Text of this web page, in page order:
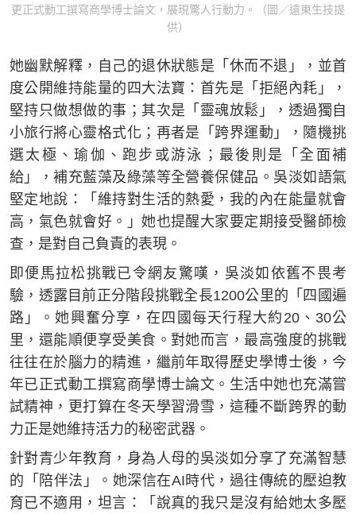
更正式動工撰寫商學博士論文，展現驚人行動力。（圖／遠東生技提
供）
她幽默解釋，自己的退休狀態是「休而不退」，並首
度公開維持能量的四大法寶：首先是「拒絕內耗」，
堅持只做想做的事；其次是「靈魂放鬆」，透過獨自
小旅行將心靈格式化；再者是「跨界運動」，隨機挑
選太極、瑜伽、跑步或游泳；最後則是「全面補
給」，補充藍藻及綠藻等全營養保健品。吳淡如語氣
堅定地說：「維持對生活的熱愛，我的內在能量就會
高，氣色就會好。」她也提醒大家要定期接受醫師檢
查，是對自己負責的表現。
即便馬拉松挑戰已令網友驚嘆，吳淡如依舊不畏考
驗，透露目前正分階段挑戰全長1200公里的「四國遍
路」。她興奮分享，在四國每天行程大約20、30公
里，還能順便享受美食。對她而言，最高強度的挑戰
往往在於腦力的精進，繼前年取得歷史學博士後，今
年已正式動工撰寫商學博士論文。生活中她也充滿嘗
試精神，更打算在冬天學習滑雪，這種不斷跨界的動
力正是她維持活力的秘密武器。
針對青少年教育，身為人母的吳淡如分享了充滿智慧
的「陪伴法」。她深信在AI時代，過往傳統的壓迫教
育已不適用，坦言：「說真的我只是沒有給她太多壓